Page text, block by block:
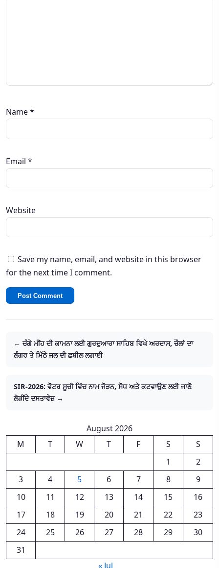
Name*
Email *
Website
Save my name, email, and website in this browser
for the next time I comment.
← ਚੰਗੇ ਮੀਂਹ ਦੀ ਕਾਮਨਾ ਲਈ ਗੁਰਦੁਆਰਾ ਸਾਹਿਬ ਵਿਖੇ ਅਰਦਾਸ, ਚੌਲਾਂ ਦਾ
ਲੰਗਰ ਤੇ ਮਿੱਠੇ ਜਲ ਦੀ ਛਬੀਲ ਲਗਾਈ
SIR-2026: ਵੋਟਰ ਸੂਚੀ ਵਿੱਚ ਨਾਮ ਜੋੜਨ, ਸੋਧ ਅਤੇ ਕਟਵਾਉਣ ਲਈ ਜਾਣੋ
ਲੋੜੀਂਦੇ ਦਸਤਾਵੇਜ਼ →
August 2026
M
T W T F S
S
1
2
3
4 5 6 7 8
9
10
11 12 13 14 15
16
17
18 19 20 21 22
23
24
25 26 27 28 29
30
31
« Jul